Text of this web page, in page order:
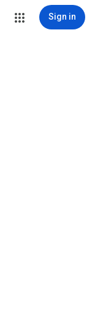
Sign in